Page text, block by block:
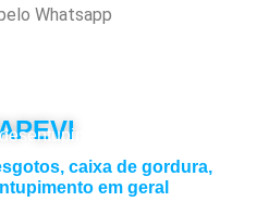
Whatsapp
que deseja:
caixa de gordura,
em geral
horas e visita grátis